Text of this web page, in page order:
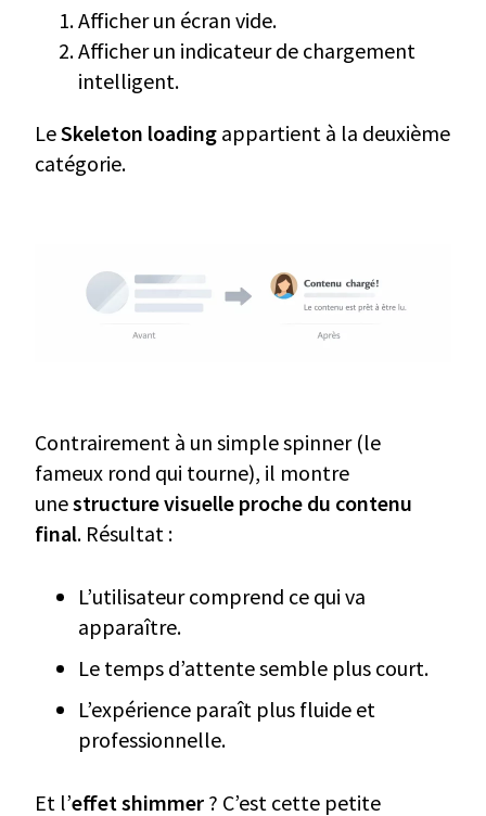
Afficher un écran vide.
Afficher un indicateur de chargement
intelligent.
LeSkeleton loading appartient à la deuxième
catégorie.
Contrairement à un simple spinner (le
fameux rond qui tourne), il montre
unestructure visuelle proche du contenu
final. Résultat :
L’utilisateur comprend ce qui va
apparaître.
Le temps d’attente semble plus court.
L’expérience paraît plus fluide et
professionnelle.
Et l’effet shimmer ? C’est cette petite